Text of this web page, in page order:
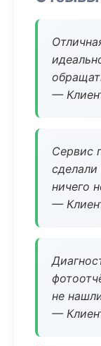
—
Сервис
сделали
ничего
—
не
—